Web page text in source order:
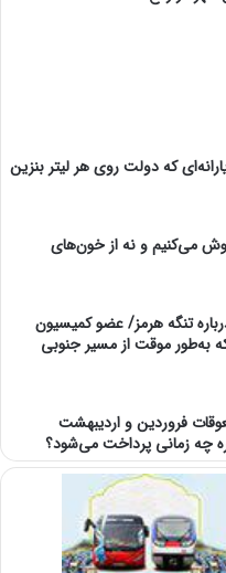
که دولت روی هر لیتر بنزین
می‌کنیم و نه از خون‌های
تنگه هرمز/ عضو کمیسیون
به‌طور موقت از مسیر جنوبی
فروردین و اردیبهشت
چه زمانی پرداخت می‌شود؟